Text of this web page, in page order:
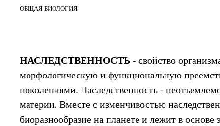
ОБЩАЯ БИОЛОГИЯ
НАСЛЕДСТВЕННОСТЬ- свойство
морфологическую и функциональную
поколениями. Наследственность -
материи. Вместе с изменчивостью
биоразнообразие на планете и лежит в